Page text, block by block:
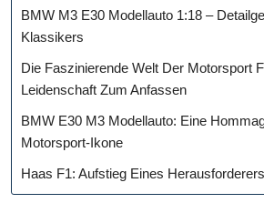
BMW M3 E30 Modellauto 1:18 –
Klassikers
Die Faszinierende Welt Der Motorsport
Leidenschaft Zum Anfassen
BMW E30 M3 Modellauto: Eine
Motorsport-Ikone
Haas F1: Aufstieg Eines